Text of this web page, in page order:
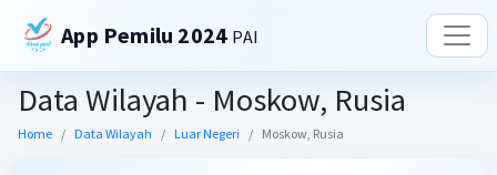
App Pemilu 2024 PAI
Data Wilayah - Moskow, Rusia
Home Data Wilayah Luar Negeri Moskow, Rusia